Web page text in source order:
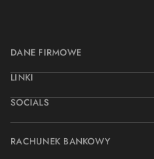
DANE FIRMOWE
LINKI
SOCIALS
RACHUNEK BANKOWY